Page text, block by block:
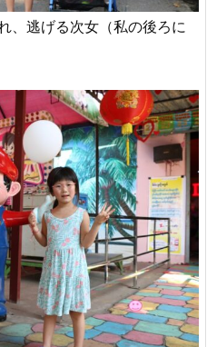
、逃げる次女（私の後ろに